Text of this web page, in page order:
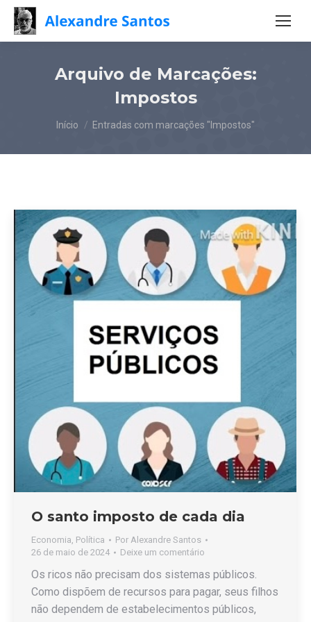
Arquivo de Marcações:
Impostos
Você está aqui:
Início Entradas com marcações "Impostos"
O santo imposto de cada dia
Economia, Política Por Alexandre Santos
26 de maio de 2024
Deixe um comentário
Os ricos não precisam dos sistemas públicos.
Como dispõem de recursos para pagar, seus filhos
não dependem de estabelecimentos públicos,